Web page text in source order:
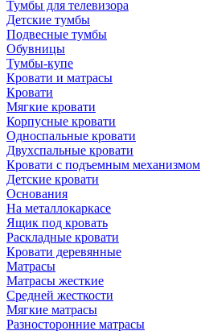
Тумбы для телевизора
Детские тумбы
Подвесные тумбы
Обувницы
Тумбы-купе
Кровати и матрасы
Кровати
Мягкие кровати
Корпусные кровати
Односпальные кровати
Двухспальные кровати
Кровати с подъемным механизмом
Детские кровати
Основания
На металлокаркасе
Ящик под кровать
Раскладные кровати
Кровати деревянные
Матрасы
Матрасы жесткие
Средней жесткости
Мягкие матрасы
Разносторонние матрасы